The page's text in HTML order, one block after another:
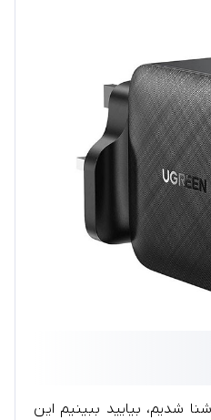
شدیم، بیایید ببینیم این